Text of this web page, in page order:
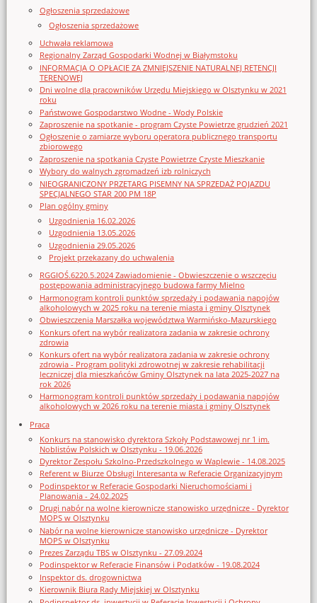
Ogłoszenia sprzedażowe
Ogłoszenia sprzedażowe
Uchwała reklamowa
Regionalny Zarząd Gospodarki Wodnej w Białymstoku
INFORMACJA O OPŁACIE ZA ZMNIEJSZENIE NATURALNEJ RETENCJI
TERENOWEJ
Dni wolne dla pracowników Urzędu Miejskiego w Olsztynku w 2021
roku
Państwowe Gospodarstwo Wodne - Wody Polskie
Zaproszenie na spotkanie - program Czyste Powietrze grudzień 2021
Ogłoszenie o zamiarze wyboru operatora publicznego transportu
zbiorowego
Zaproszenie na spotkania Czyste Powietrze Czyste Mieszkanie
Wybory do walnych zgromadzeń izb rolniczych
NIEOGRANICZONY PRZETARG PISEMNY NA SPRZEDAŻ POJAZDU
SPECJALNEGO STAR 200 PM 18P
Plan ogólny gminy
Uzgodnienia 16.02.2026
Uzgodnienia 13.05.2026
Uzgodnienia 29.05.2026
Projekt przekazany do uchwalenia
RGGIOŚ.6220.5.2024 Zawiadomienie - Obwieszczenie o wszczęciu
postępowania administracyjnego budowa farmy Mielno
Harmonogram kontroli punktów sprzedaży i podawania napojów
alkoholowych w 2025 roku na terenie miasta i gminy Olsztynek
Obwieszczenia Marszałka województwa Warmińsko-Mazurskiego
Konkurs ofert na wybór realizatora zadania w zakresie ochrony
zdrowia
Konkurs ofert na wybór realizatora zadania w zakresie ochrony
zdrowia - Program polityki zdrowotnej w zakresie rehabilitacji
leczniczej dla mieszkańców Gminy Olsztynek na lata 2025-2027 na
rok 2026
Harmonogram kontroli punktów sprzedaży i podawania napojów
alkoholowych w 2026 roku na terenie miasta i gminy Olsztynek
Praca
Konkurs na stanowisko dyrektora Szkoły Podstawowej nr 1 im.
Noblistów Polskich w Olsztynku - 19.06.2026
Dyrektor Zespołu Szkolno-Przedszkolnego w Waplewie - 14.08.2025
Referent w Biurze Obsługi Interesanta w Referacie Organizacyjnym
Podinspektor w Referacie Gospodarki Nieruchomościami i
Planowania - 24.02.2025
Drugi nabór na wolne kierownicze stanowisko urzędnicze - Dyrektor
MOPS w Olsztynku
Nabór na wolne kierownicze stanowisko urzędnicze - Dyrektor
MOPS w Olsztynku
Prezes Zarządu TBS w Olsztynku - 27.09.2024
Podinspektor w Referacie Finansów i Podatków - 19.08.2024
Inspektor ds. drogownictwa
Kierownik Biura Rady Miejskiej w Olsztynku